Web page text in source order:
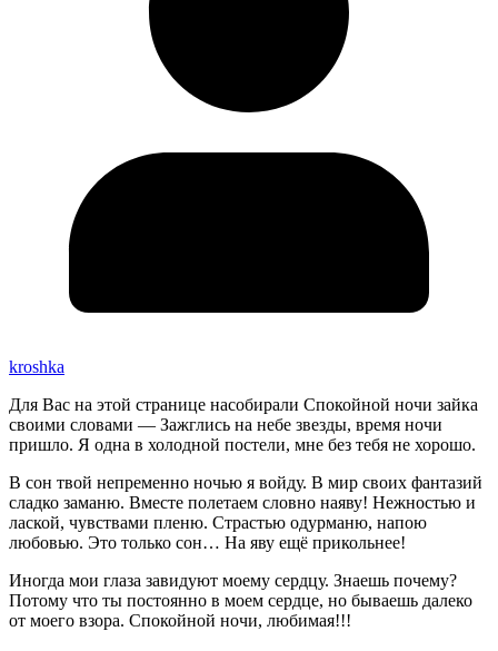
kroshka
Для Вас на этой странице насобирали Спокойной ночи зайка
своими словами — Зажглись на небе звезды, время ночи
пришло. Я одна в холодной постели, мне без тебя не хорошо.
В сон твой непременно ночью я войду. В мир своих фантазий
сладко заманю. Вместе полетаем словно наяву! Нежностью и
лаской, чувствами пленю. Страстью одурманю, напою
любовью. Это только сон… На яву ещё прикольнее!
Иногда мои глаза завидуют моему сердцу. Знаешь почему?
Потому что ты постоянно в моем сердце, но бываешь далеко
от моего взора. Спокойной ночи, любимая!!!